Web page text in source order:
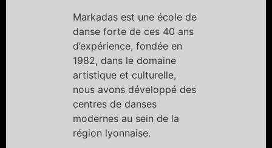
Markadas est une école de
danse forte de ces 40 ans
d’expérience, fondée en
1982, dans le domaine
artistique et culturelle,
nous avons développé des
centres de danses
modernes au sein de la
région lyonnaise.